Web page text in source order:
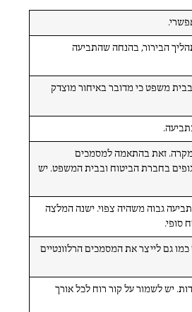
הבירור, בהנחה שהתביעה
משפט כי מדובר באיחור מוצדק
זאת בהתאמה למסמכים
בחברת הביטוח ובבית המשפט. יש
גבוה משהיה צפוי. ישנה המלצה
סופי.
גם לייצר את המסמכים הרלוונטיים
יש לשמור על קור רוח לכל אורך